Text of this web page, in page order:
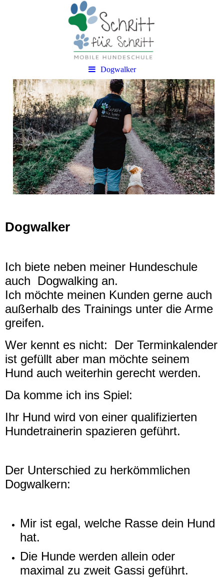
Dogwalker
Dogwalker
Ich biete neben meiner Hundeschule
auch Dogwalking an.
Ich möchte meinen Kunden gerne auch
außerhalb des Trainings unter die Arme
greifen.
Wer kennt es nicht: Der Terminkalender
ist gefüllt aber man möchte seinem
Hund auch weiterhin gerecht werden.
Da komme ich ins Spiel:
Ihr Hund wird von einer qualifizierten
Hundetrainerin spazieren geführt.
Der Unterschied zu herkömmlichen
Dogwalkern:
Mir ist egal, welche Rasse dein Hund
hat.
Die Hunde werden allein oder
maximal zu zweit Gassi geführt.